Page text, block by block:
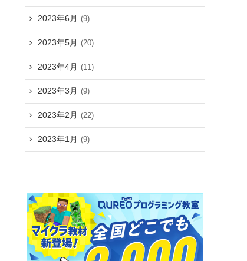
2023年6月 (9)
2023年5月 (20)
2023年4月 (11)
2023年3月 (9)
2023年2月 (22)
2023年1月 (9)